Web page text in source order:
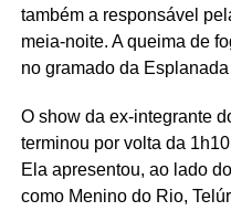
também a responsável
meia-noite. A queima de
no gramado da
O show da ex-integrante
terminou por volta da
Ela apresentou, ao lado
como Menino do Rio,